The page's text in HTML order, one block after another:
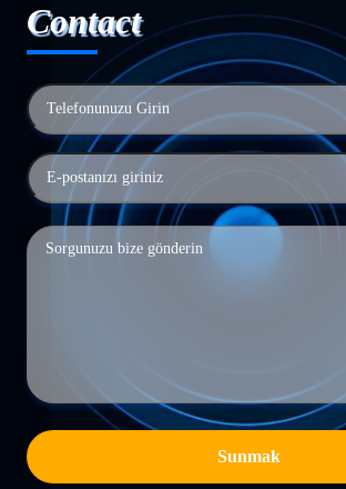
Contact
Sunmak